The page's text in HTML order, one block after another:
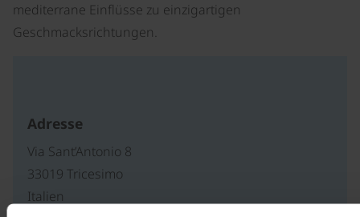
mediterrane Einflüsse zu einzigartigen
Geschmacksrichtungen.
Adresse
Via Sant’Antonio 8
33019 Tricesimo
Italien